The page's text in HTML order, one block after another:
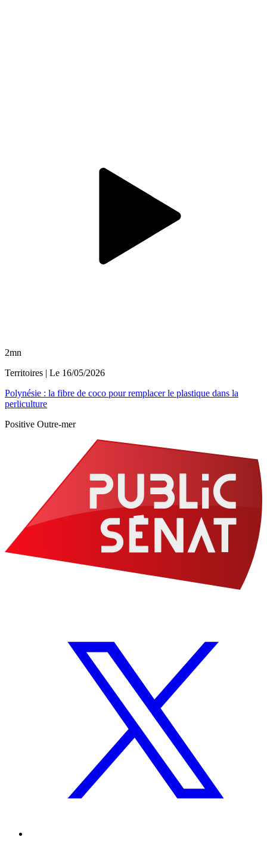
2mn
Territoires | Le 16/05/2026
Polynésie : la fibre de coco pour remplacer le plastique dans la
perliculture
Positive Outre-mer